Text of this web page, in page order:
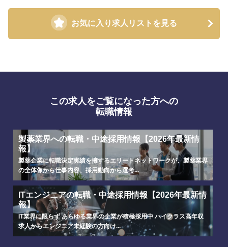
お気に入り求人リストを見る
この求人をご覧になった方への
転職情報
製薬業界への転職・中途採用情報【2026年最新情
報】
製薬企業に転職決定実績を擁するエリートネットワークが、製薬業界
の全体像から仕事内容、採用動向から選考...
ITエンジニアの転職・中途採用情報【2026年最新情
報】
IT業界に限らず あらゆる業界の企業が積極採用中 ハイクラス高年収
求人からエンジニア未経験の方向け...